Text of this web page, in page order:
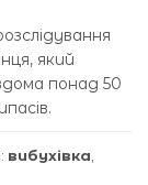
який
понад 50
вибухівка